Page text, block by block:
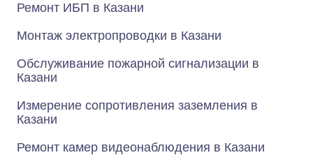
Ремонт ИБП в Казани
Монтаж электропроводки в Казани
Обслуживание пожарной сигнализации в
Казани
Измерение сопротивления заземления в
Казани
Ремонт камер видеонаблюдения в Казани